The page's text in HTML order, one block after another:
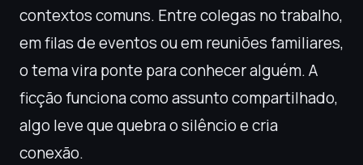
contextos comuns. Entre colegas no trabalho,
em filas de eventos ou em reuniões familiares,
o tema vira ponte para conhecer alguém. A
ficção funciona como assunto compartilhado,
algo leve que quebra o silêncio e cria
conexão.